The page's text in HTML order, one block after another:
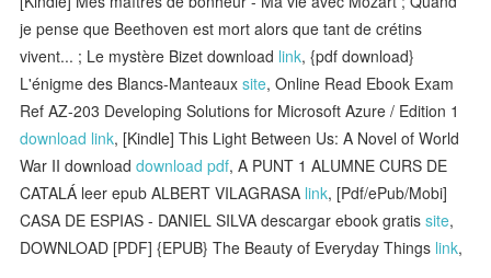
je pense que Beethoven est mort alors que tant de crétins
vivent... ; Le mystère Bizet download link, {pdf download}
L'énigme des Blancs-Manteauxsite, Online Read Ebook Exam
Ref AZ-203 Developing Solutions for Microsoft Azure / Edition 1
download link, [Kindle] This Light Between Us: A Novel of World
War II downloaddownload pdf, A PUNT 1 ALUMNE CURS DE
CATALÁ leer epub ALBERT VILAGRASA link, [Pdf/ePub/Mobi]
CASA DE ESPIAS - DANIEL SILVA descargar ebook gratissite,
DOWNLOAD [PDF] {EPUB} The Beauty of Everyday Things link,